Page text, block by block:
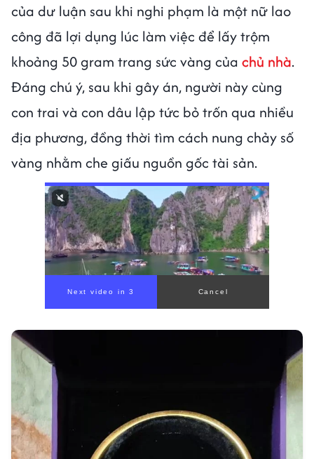
của dư luận sau khi nghi phạm là một nữ lao
công đã lợi dụng lúc làm việc để lấy trộm
khoảng 50 gram trang sức vàng của chủ nhà.
Đáng chú ý, sau khi gây án, người này cùng
con trai và con dâu lập tức bỏ trốn qua nhiều
địa phương, đồng thời tìm cách nung chảy số
vàng nhằm che giấu nguồn gốc tài sản.